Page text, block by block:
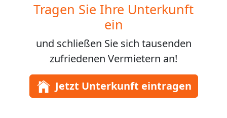
Tragen Sie Ihre Unterkunft
ein
und schließen Sie sich tausenden
zufriedenen Vermietern an!
Jetzt Unterkunft eintragen